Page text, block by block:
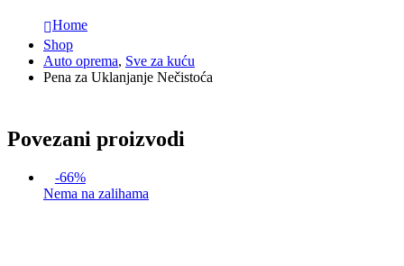
Home
Shop
Auto oprema, Sve za kuću
Pena za Uklanjanje Nečistoća
Povezani proizvodi
-66%
Nema na zalihama